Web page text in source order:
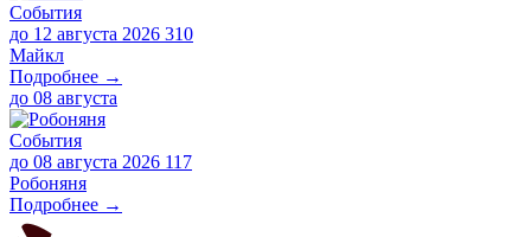
События
до 12 августа 2026 310
Майкл
Подробнее →
до 08 августа
События
до 08 августа 2026 117
Робоняня
Подробнее →